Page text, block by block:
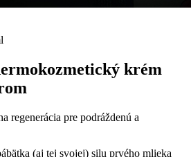
krém
regenerácia pre podráždenú a
(aj tej svojej) silu prvého mlieka